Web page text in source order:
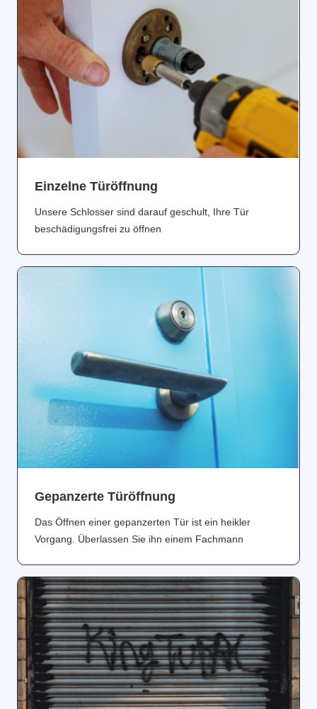
Einzelne Türöffnung
Unsere Schlosser sind darauf geschult, Ihre Tür
beschädigungsfrei zu öffnen
Gepanzerte Türöffnung
Das Öffnen einer gepanzerten Tür ist ein heikler
Vorgang. Überlassen Sie ihn einem Fachmann